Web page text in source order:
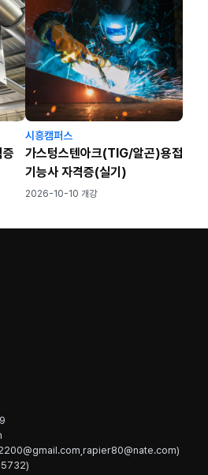
대비 가능★
시흥캠퍼스
가스텅스텐아크(TIG/알곤)용접
기능사 자격증(실기)
2026-10-10 개강
rapier80@nate.com)
)